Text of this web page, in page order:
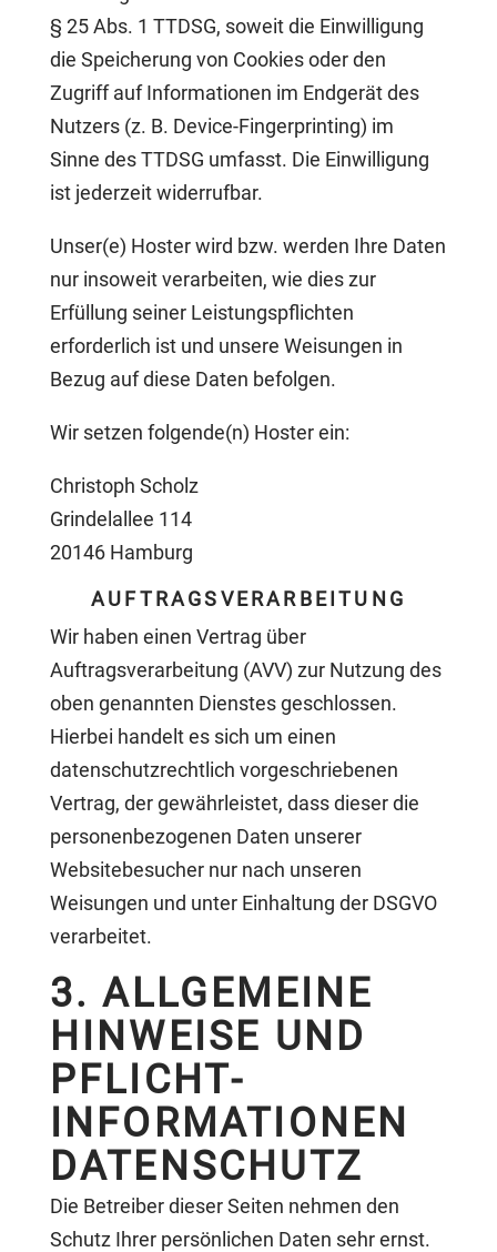
§ 25 Abs. 1 TTDSG, soweit die Einwilligung
die Speicherung von Cookies oder den
Zugriff auf Informationen im Endgerät des
Nutzers (z. B. Device-Fingerprinting) im
Sinne des TTDSG umfasst. Die Einwilligung
ist jederzeit widerrufbar.
Unser(e) Hoster wird bzw. werden Ihre Daten
nur insoweit verarbeiten, wie dies zur
Erfüllung seiner Leistungspflichten
erforderlich ist und unsere Weisungen in
Bezug auf diese Daten befolgen.
Wir setzen folgende(n) Hoster ein:
Christoph Scholz
Grindelallee 114
20146 Hamburg
AUFTRAGSVERARBEITUNG
Wir haben einen Vertrag über
Auftragsverarbeitung (AVV) zur Nutzung des
oben genannten Dienstes geschlossen.
Hierbei handelt es sich um einen
datenschutzrechtlich vorgeschriebenen
Vertrag, der gewährleistet, dass dieser die
personenbezogenen Daten unserer
Websitebesucher nur nach unseren
Weisungen und unter Einhaltung der DSGVO
verarbeitet.
3. ALLGEMEINE
HINWEISE UND
PFLICHT­
INFORMATIONEN
DATENSCHUTZ
Die Betreiber dieser Seiten nehmen den
Schutz Ihrer persönlichen Daten sehr ernst.